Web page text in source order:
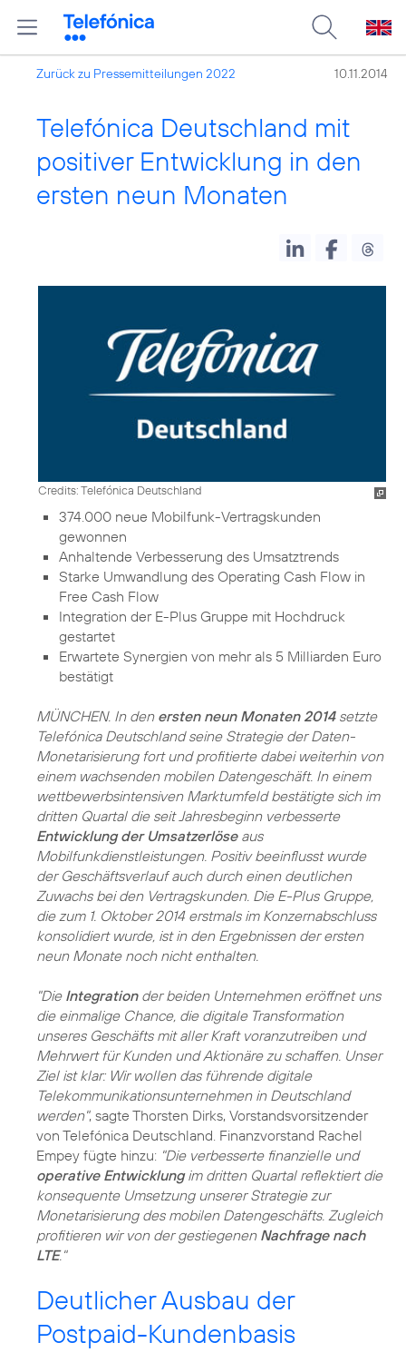
Zurück zu Pressemitteilungen 2022 10.11.2014
Telefónica Deutschland mit
positiver Entwicklung in den
ersten neun Monaten
Credits: Telefónica Deutschland
374.000 neue Mobilfunk-Vertragskunden
gewonnen
Anhaltende Verbesserung des Umsatztrends
Starke Umwandlung des Operating Cash Flow in
Free Cash Flow
Integration der E-Plus Gruppe mit Hochdruck
gestartet
Erwartete Synergien von mehr als 5 Milliarden Euro
bestätigt
MÜNCHEN. In den ersten neun Monaten 2014setzte
Telefónica Deutschland seine Strategie der Daten-
Monetarisierung fort und profitierte dabei weiterhin von
einem wachsenden mobilen Datengeschäft. In einem
wettbewerbsintensiven Marktumfeld bestätigte sich im
dritten Quartal die seit Jahresbeginn verbesserte
Entwicklung der Umsatzerlöseaus
Mobilfunkdienstleistungen. Positiv beeinflusst wurde
der Geschäftsverlauf auch durch einen deutlichen
Zuwachs bei den Vertragskunden. Die E-Plus Gruppe,
die zum 1. Oktober 2014 erstmals im Konzernabschluss
konsolidiert wurde, ist in den Ergebnissen der ersten
neun Monate noch nicht enthalten.
"Die Integrationder beiden Unternehmen eröffnet uns
die einmalige Chance, die digitale Transformation
unseres Geschäfts mit aller Kraft voranzutreiben und
Mehrwert für Kunden und Aktionäre zu schaffen. Unser
Ziel ist klar: Wir wollen das führende digitale
Telekommunikationsunternehmen in Deutschland
werden", sagte Thorsten Dirks, Vorstandsvorsitzender
von Telefónica Deutschland. Finanzvorstand Rachel
Empey fügte hinzu: "Die verbesserte finanzielle und
operative Entwicklungim dritten Quartal reflektiert die
konsequente Umsetzung unserer Strategie zur
Monetarisierung des mobilen Datengeschäfts. Zugleich
profitieren wir von der gestiegenen Nachfrage nach
LTE."
Deutlicher Ausbau der
Postpaid-Kundenbasis